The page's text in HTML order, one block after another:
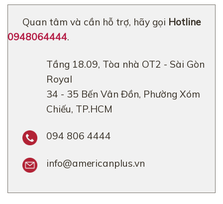
Quan tâm và cần hỗ trợ, hãy gọi Hotline
0948064444.
Tầng 18.09, Tòa nhà OT2 - Sài Gòn
Royal
34 - 35 Bến Vân Đồn, Phường Xóm
Chiếu, TP.HCM
094 806 4444
info@americanplus.vn